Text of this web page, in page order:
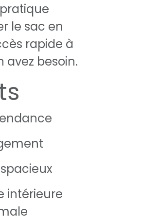
le sac en
rapide à
avez besoin.
intérieure